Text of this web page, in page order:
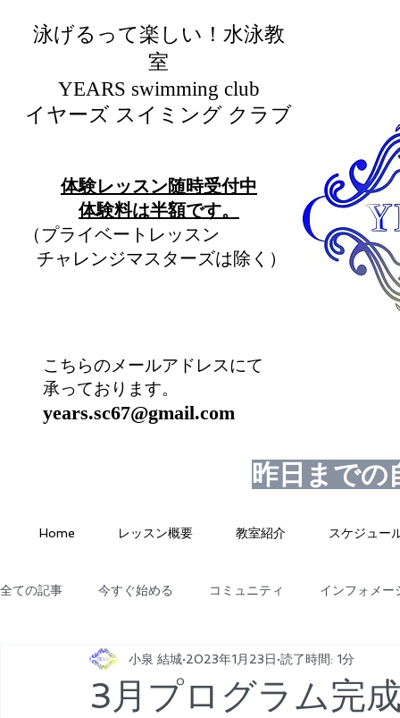
泳げるって楽しい！水泳教
室
​YEARS swimming club
イヤーズ スイミング クラブ
​体験レッスン随時受付中
​体験料は半額です。
（プライベートレッスン
チャレンジマスターズは除く）
こちらのメールアドレスにて
承っております。
years.sc67@gmail.com
昨日までの
Home レッスン概要 教室紹介 スケジュー
全ての記事 今すぐ始める コミュニティ インフォメー
3月プログラム完
小泉 結城 2023年1月23日 読了時間: 1分